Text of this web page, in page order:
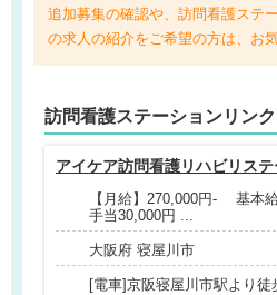
追加募集の確認や、訪問看護ステ
の求人の紹介をご希望の方は、お
訪問看護ステーションリンク
アイケア訪問看護リハビリス
【月給】270,000円- 基本
手当30,000円 ...
大阪府 寝屋川市
[電車]京阪寝屋川市駅より徒